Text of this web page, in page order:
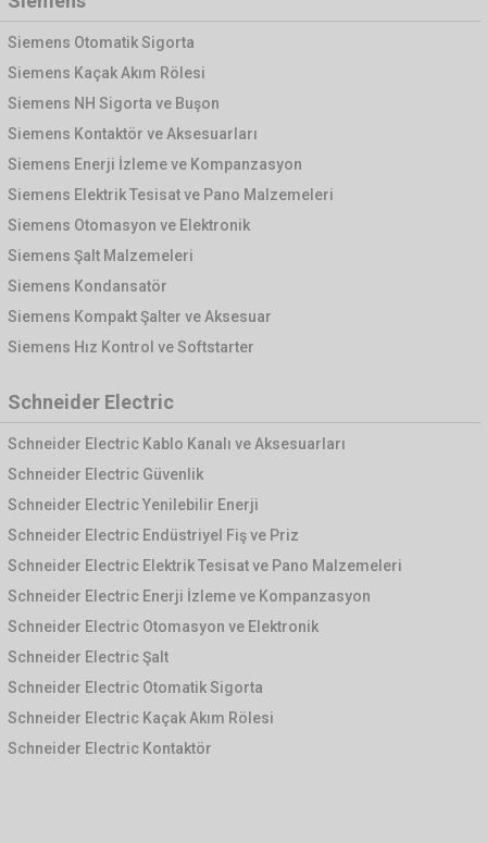
Siemens Otomatik Sigorta
Siemens Kaçak Akım Rölesi
Siemens NH Sigorta ve Buşon
Siemens Kontaktör ve Aksesuarları
Siemens Enerji İzleme ve Kompanzasyon
Siemens Elektrik Tesisat ve Pano Malzemeleri
Siemens Otomasyon ve Elektronik
Siemens Şalt Malzemeleri
Siemens Kondansatör
Siemens Kompakt Şalter ve Aksesuar
Siemens Hız Kontrol ve Softstarter
Schneider Electric
Schneider Electric Kablo Kanalı ve Aksesuarları
Schneider Electric Güvenlik
Schneider Electric Yenilebilir Enerji
Schneider Electric Endüstriyel Fiş ve Priz
Schneider Electric Elektrik Tesisat ve Pano Malzemeleri
Schneider Electric Enerji İzleme ve Kompanzasyon
Schneider Electric Otomasyon ve Elektronik
Schneider Electric Şalt
Schneider Electric Otomatik Sigorta
Schneider Electric Kaçak Akım Rölesi
Schneider Electric Kontaktör